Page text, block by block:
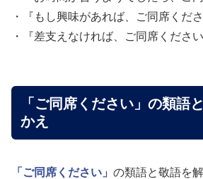
・『もし興味があれば、ご同席くださ
・『差支えなければ、ご同席ください
「ご同席ください」の類語
かえ
「ご同席ください」 の類語と敬語を